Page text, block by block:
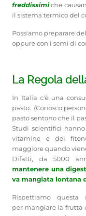
freddissimiche
il sistema termico del
Possiamo preparare
oppure con i semi di
La Regola
In Italia c'è una
pasto. (Conosco
pasto sentono che il
Studi scientifici
vitamine e dei
maggiore quando
Difatti, da 5000
mantenere una
va mangiata lontana
Rispettiamo questa
per mangiare la frutta